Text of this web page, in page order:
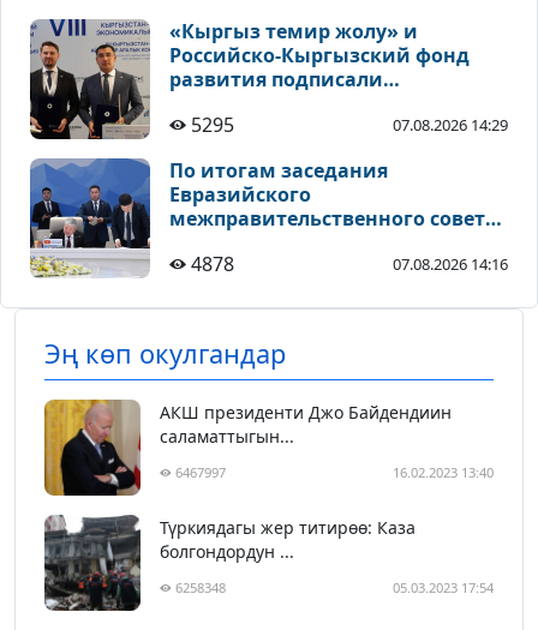
«Кыргыз темир жолу» и
Российско-Кыргызский фонд
развития подписали
инвестиционным проектам
5295 07.08.2026 14:29
По итогам заседания
Евразийского
межправительственного совета
4878
07.08.2026 14:16
Эң көп окулгандар
АКШ президенти Джо Байдендиин
саламаттыгын...
6467997 16.02.2023 13:40
Түркиядагы жер титирөө: Каза
болгондордун ...
6258348 05.03.2023 17:54